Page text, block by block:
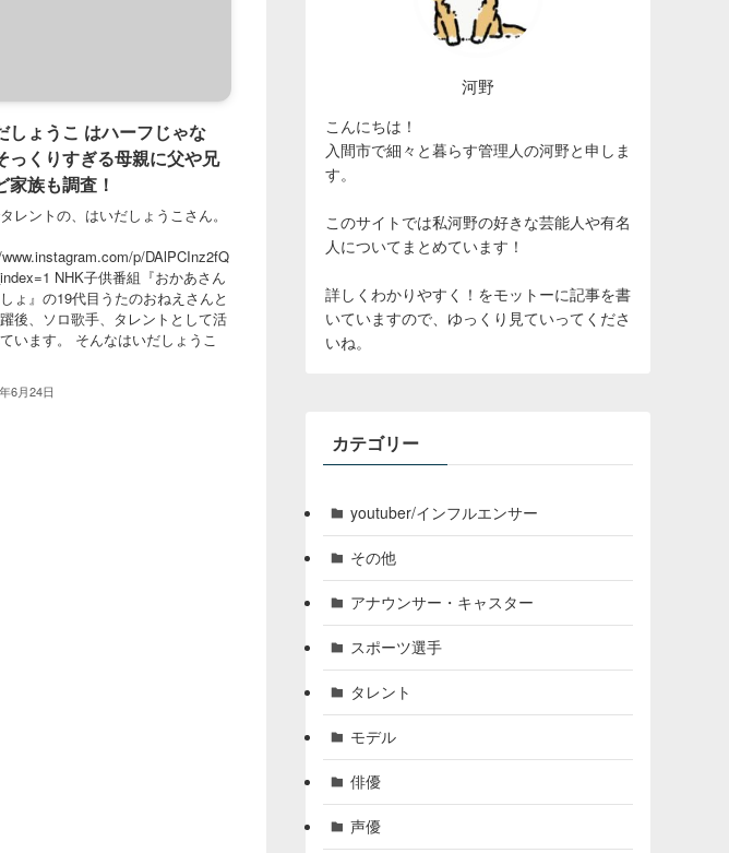
しょうこ はハーフじゃな
っくりすぎる母親に父や兄
家族も調査！
レントの、はいだしょうこさん。
p/DAlPCInz2fQ
NHK子供番組『おかあさん
ょ』の19代目うたのおねえさんと
後、ソロ歌手、タレントとして活
います。 そんなはいだしょうこ
6月24日
河野
こんにちは！
入間市で細々と暮らす管理人の河野と申しま
す。
このサイトでは私河野の好きな芸能人や有名
人についてまとめています！
詳しくわかりやすく！をモットーに記事を書
いていますので、ゆっくり見ていってくださ
いね。
カテゴリー
youtuber/インフルエンサー
その他
アナウンサー・キャスター
スポーツ選手
タレント
モデル
俳優
声優